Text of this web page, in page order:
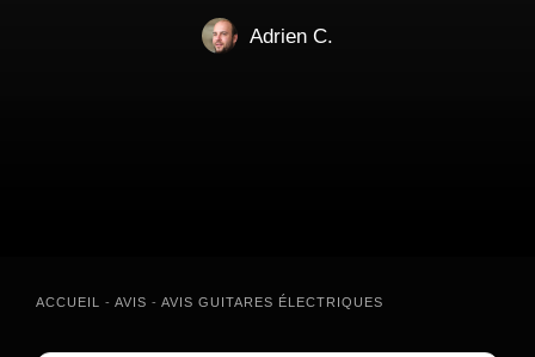
Adrien C.
ACCUEIL - AVIS - AVIS GUITARES ÉLECTRIQUES